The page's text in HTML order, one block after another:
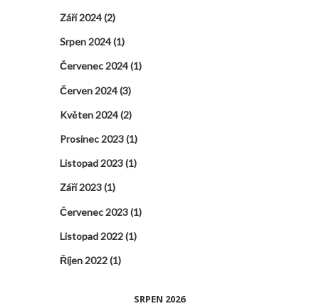
Září 2024(2)
Srpen 2024(1)
Červenec 2024(1)
Červen 2024(3)
Květen 2024(2)
Prosinec 2023(1)
Listopad 2023(1)
Září 2023(1)
Červenec 2023(1)
Listopad 2022(1)
Říjen 2022(1)
SRPEN 2026